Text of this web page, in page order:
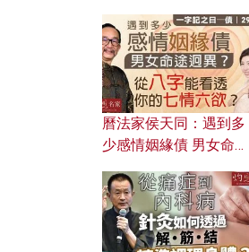
曆法家侯天同：遇到多
少感情姻緣債 男女命途
的七情六欲？